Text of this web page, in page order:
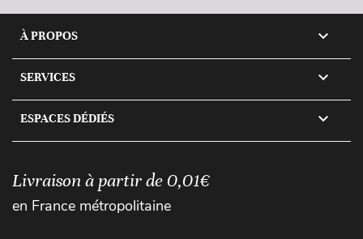
À PROPOS 
SERVICES 
ESPACES DÉDIÉS 
Livraison à partir de 0,01€
en France métropolitaine